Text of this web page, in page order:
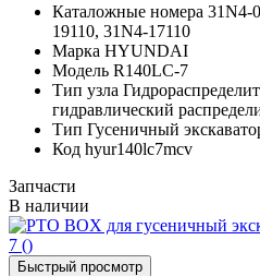
Каталожные номера 31N4-
19110, 31N4-17110
Марка HYUNDAI
Модель R140LC-7
Тип узла
гидравлический
Тип Гусеничный
Код hyur140lc7mcv
Запчасти
В наличии